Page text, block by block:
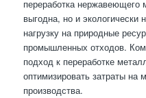
переработка нержавеющего
выгодна, но и экологически
нагрузку на природные
промышленных отходов.
подход к переработке
оптимизировать затраты
производства.